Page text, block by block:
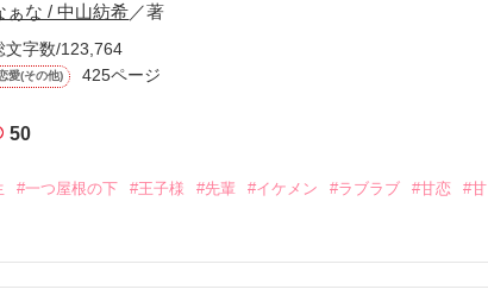
ぁな / 中山紡希／著
文字数/123,764
愛(その他) 425ページ
50
#一つ屋根の下 #王子様 #先輩 #イケメン #ラブラブ #甘恋 #